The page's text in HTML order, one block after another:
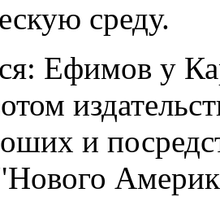
среду.
Ефимов у
и